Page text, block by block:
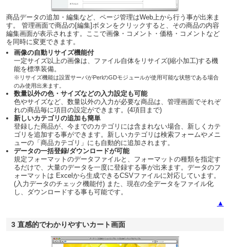
商品データの追加・編集など、ページ管理はWeb上から行う事が出来ま
す。 管理画面で商品の[編集]ボタンをクリックすると、その商品の内容
編集画面が表示されます。ここで画像・コメント・価格・コメントなど
を同時に変更できます。
画像の自動リサイズ機能付
一定サイズ以上の画像は、ファイル自体をリサイズ(縮小加工)する機
能を標準装備。
※リサイズ機能は設置サーバがPerlのGDモジュールが使用可能な状態である場合
のみ使用出来ます。
数量以外の色・サイズなどの入力設定も可能
色やサイズなど、数量以外の入力が必要な商品は、管理画面でそれぞ
れの商品毎に項目の設定ができます。(4項目まで)
新しいカテゴリの追加も簡単
登録した商品が、今までのカテゴリには含まれない場合、新しくカテ
ゴリを追加する事ができます。新しいカテゴリは検索フォームやメニ
ューの「商品カテゴリ」にも自動的に追加されます。
データの一括登録/ダウンロードが可能
規定フォーマットのデータファイルと、フォーマットの種類を指定す
るだけで、大量のデータを一度に登録する事が出来ます。データのフ
ォーマットは Excelから生成できるCSVファイルに対応しています。
(入力データのチェック機能付) また、現在の全データをファイル化
し、ダウンロードする事も可能です。
▲
3 直感的でわかりやすいカート画面